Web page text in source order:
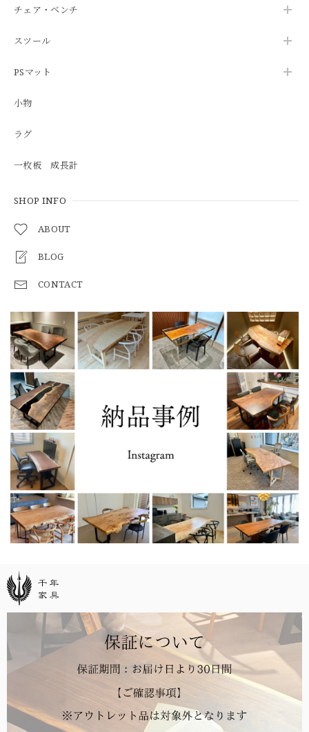
チェア・ベンチ
スツール
PSマット
小物
ラグ
一枚板 成長計
SHOP INFO
ABOUT
BLOG
CONTACT